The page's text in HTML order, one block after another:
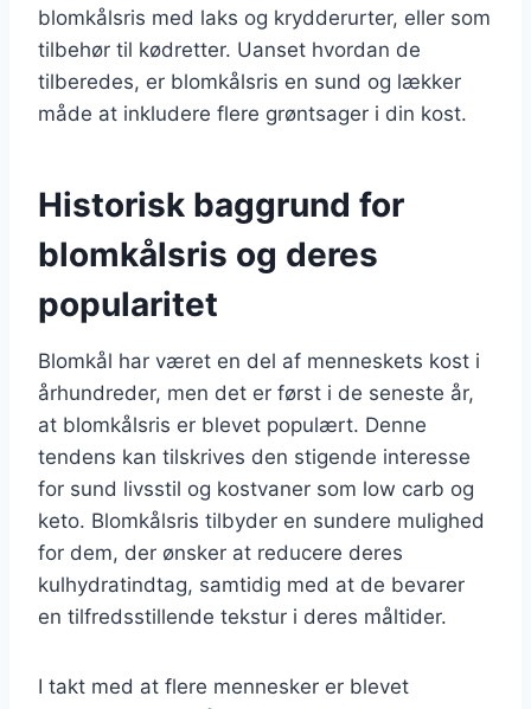
blomkålsris med laks og krydderurter, eller som
tilbehør til kødretter. Uanset hvordan de
tilberedes, er blomkålsris en sund og lækker
måde at inkludere flere grøntsager i din kost.
Historisk baggrund for
blomkålsris og deres
popularitet
Blomkål har været en del af menneskets kost i
århundreder, men det er først i de seneste år,
at blomkålsris er blevet populært. Denne
tendens kan tilskrives den stigende interesse
for sund livsstil og kostvaner som low carb og
keto. Blomkålsris tilbyder en sundere mulighed
for dem, der ønsker at reducere deres
kulhydratindtag, samtidig med at de bevarer
en tilfredsstillende tekstur i deres måltider.
I takt med at flere mennesker er blevet